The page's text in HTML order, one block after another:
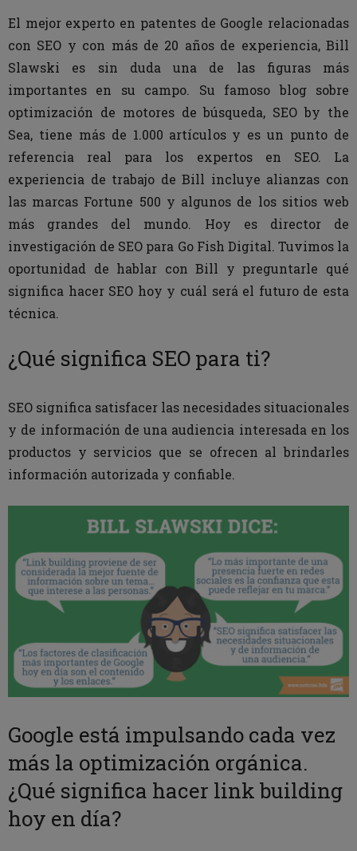
El mejor experto en patentes de Google relacionadas
con SEO y con más de 20 años de experiencia, Bill
Slawski es sin duda una de las figuras más
importantes en su campo. Su famoso blog sobre
optimización de motores de búsqueda, SEO by the
Sea, tiene más de 1.000 artículos y es un punto de
referencia real para los expertos en SEO. La
experiencia de trabajo de Bill incluye alianzas con
las marcas Fortune 500 y algunos de los sitios web
más grandes del mundo. Hoy es director de
investigación de SEO para Go Fish Digital. Tuvimos la
oportunidad de hablar con Bill y preguntarle qué
significa hacer SEO hoy y cuál será el futuro de esta
técnica.
¿Qué significa SEO para ti?
SEO significa satisfacer las necesidades situacionales
y de información de una audiencia interesada en los
productos y servicios que se ofrecen al brindarles
información autorizada y confiable.
Google está impulsando cada vez
más la optimización orgánica.
¿Qué significa hacer link building
hoy en día?